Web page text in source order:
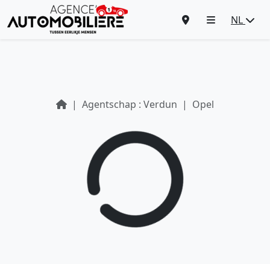
NL
Agentschap : Verdun Opel